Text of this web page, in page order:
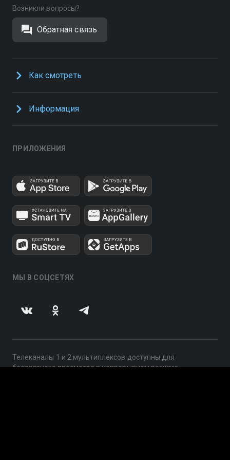
Возникли вопросы?
Обратная связь
Как смотреть
Информация
ПРИЛОЖЕНИЯ
МЫ В СОЦСЕТЯХ
Телеканалы 1 и 2 мультиплексов доступны для
бесплатного просмотра в непрерывном режиме,